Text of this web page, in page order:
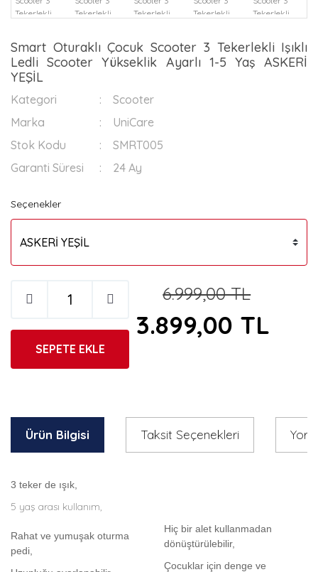
Smart Oturaklı Çocuk Scooter 3 Tekerlekli Işıklı
Ledli Scooter Yükseklik Ayarlı 1-5 Yaş ASKERİ
YEŞİL
Kategori
Scooter
Marka
UniCare
Stok Kodu
SMRT005
Garanti Süresi
24 Ay
Seçenekler
6.999,00 TL
3.899,00 TL
SEPETE EKLE
Ürün Bilgisi Taksit Seçenekleri
3 teker de ışık,
5 yaş arası kullanım,
Rahat ve yumuşak oturma
pedi,
Hiç bir alet kullanmadan
dönüştürülebilir,
Çocuklar için denge ve